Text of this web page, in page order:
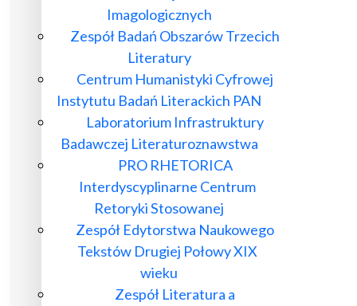
Imagologicznych
Zespół Badań Obszarów Trzecich
Literatury
Centrum Humanistyki Cyfrowej
Instytutu Badań Literackich PAN
Laboratorium Infrastruktury
Badawczej Literaturoznawstwa
PRO RHETORICA
Interdyscyplinarne Centrum
Retoryki Stosowanej
Zespół Edytorstwa Naukowego
Tekstów Drugiej Połowy XIX
wieku
Zespół Literatura a